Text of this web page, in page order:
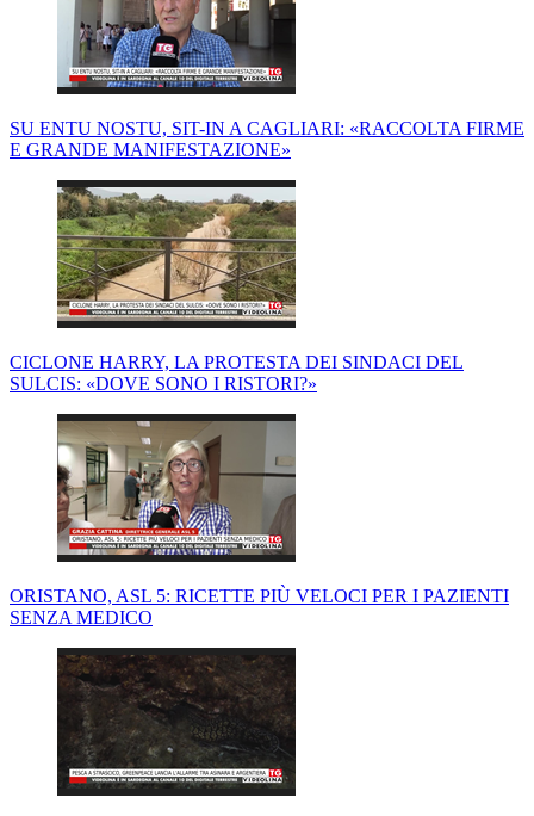
SU ENTU NOSTU, SIT-IN A CAGLIARI: «RACCOLTA FIRME
E GRANDE MANIFESTAZIONE»
CICLONE HARRY, LA PROTESTA DEI SINDACI DEL
SULCIS: «DOVE SONO I RISTORI?»
ORISTANO, ASL 5: RICETTE PIÙ VELOCI PER I PAZIENTI
SENZA MEDICO